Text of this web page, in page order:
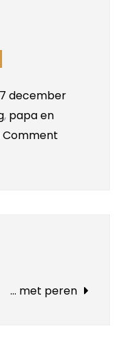
december
, papa en
Comment
… met peren